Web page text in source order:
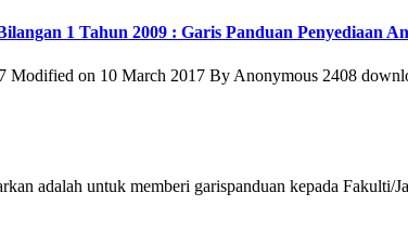
1 Tahun 2009 : Garis Panduan Penyediaan
Modified on 10 March 2017 By Anonymous 2408
adalah untuk memberi garispanduan kepada Fakulti/